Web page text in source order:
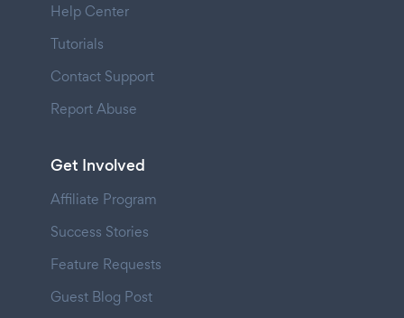
Help Center
Tutorials
Contact Support
Report Abuse
Get Involved
Affiliate Program
Success Stories
Feature Requests
Guest Blog Post